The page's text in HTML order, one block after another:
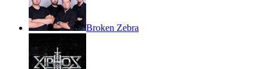
Broken Zebra